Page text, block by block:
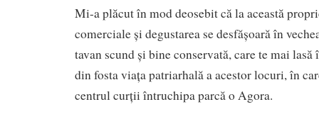
Mi-a plăcut în mod deosebit că la această
comerciale și degustarea se desfășoară în
tavan scund și bine conservată, care te mai
din fosta viața patriarhală a acestor locuri, în
centrul curții întruchipa parcă o Agora.